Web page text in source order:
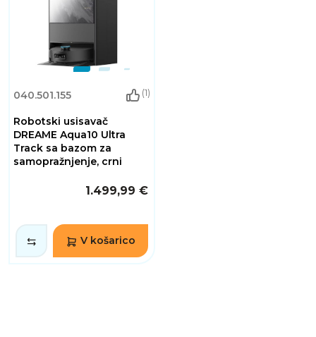
040.501.155 (1)
Robotski usisavač
DREAME Aqua10 Ultra
Track sa bazom za
samopražnjenje, crni
1.499,99 €
V košarico